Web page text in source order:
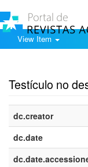
View Item
Testículo no
dc.creator
dc.date